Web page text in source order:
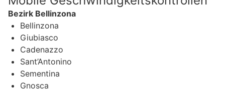
Bezirk Bellinzona
Bellinzona
Giubiasco
Cadenazzo
Sant’Antonino
Sementina
Gnosca